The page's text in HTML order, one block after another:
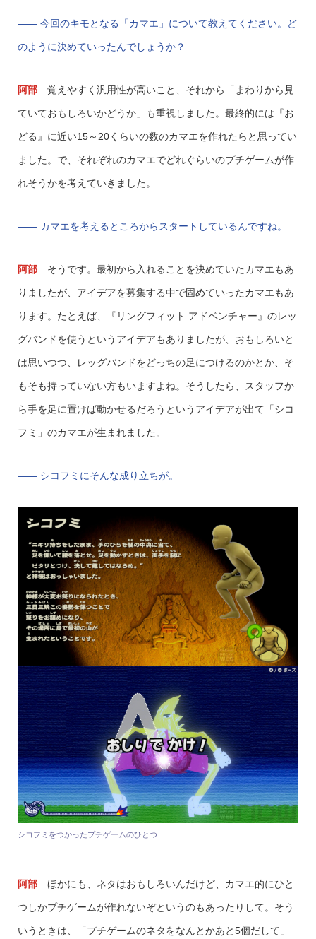
—— 今回のキモとなる「カマエ」について教えてください。ど
のように決めていったんでしょうか？
阿部覚えやすく汎用性が高いこと、それから「まわりから見
ていておもしろいかどうか」も重視しました。最終的には『お
どる』に近い15～20くらいの数のカマエを作れたらと思ってい
ました。で、それぞれのカマエでどれぐらいのプチゲームが作
れそうかを考えていきました。
—— カマエを考えるところからスタートしているんですね。
阿部そうです。最初から入れることを決めていたカマエもあ
りましたが、アイデアを募集する中で固めていったカマエもあ
ります。たとえば、『リングフィット アドベンチャー』のレッ
グバンドを使うというアイデアもありましたが、おもしろいと
は思いつつ、レッグバンドをどっちの足につけるのかとか、そ
もそも持っていない方もいますよね。そうしたら、スタッフか
ら手を足に置けば動かせるだろうというアイデアが出て「シコ
フミ」のカマエが生まれました。
—— シコフミにそんな成り立ちが。
シコフミをつかったプチゲームのひとつ
阿部ほかにも、ネタはおもしろいんだけど、カマエ的にひと
つしかプチゲームが作れないぞというのもあったりして。そう
いうときは、「プチゲームのネタをなんとかあと5個だして」